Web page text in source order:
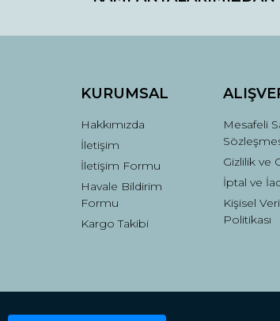
Bu ürüne benzer farklı alternatifler
KURUMSAL
Hakkımızda
İletişim
İletişim Formu
Havale Bildirim
Formu
Kargo Takibi
Mesafeli
Gizlilik ve
İptal ve
Kişisel
Politikası